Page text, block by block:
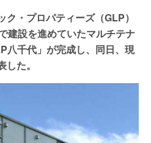
・プロパティーズ（GLP）
建設を進めていたマルチテナ
八千代」が完成し、同日、現
た。